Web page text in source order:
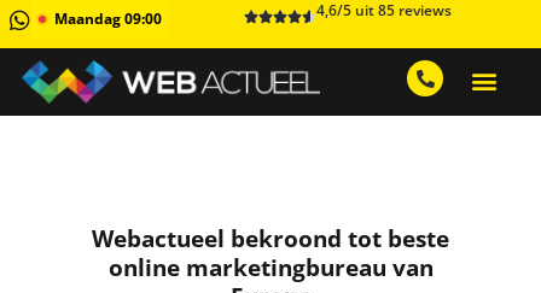
Maandag 09:00 4,6/5 uit 85 reviews
Webactueel bekroond tot beste
online marketingbureau van